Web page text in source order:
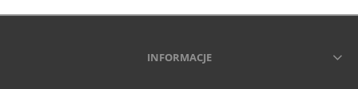
INFORMACJE